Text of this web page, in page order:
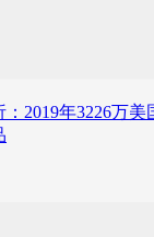
2019年3226万